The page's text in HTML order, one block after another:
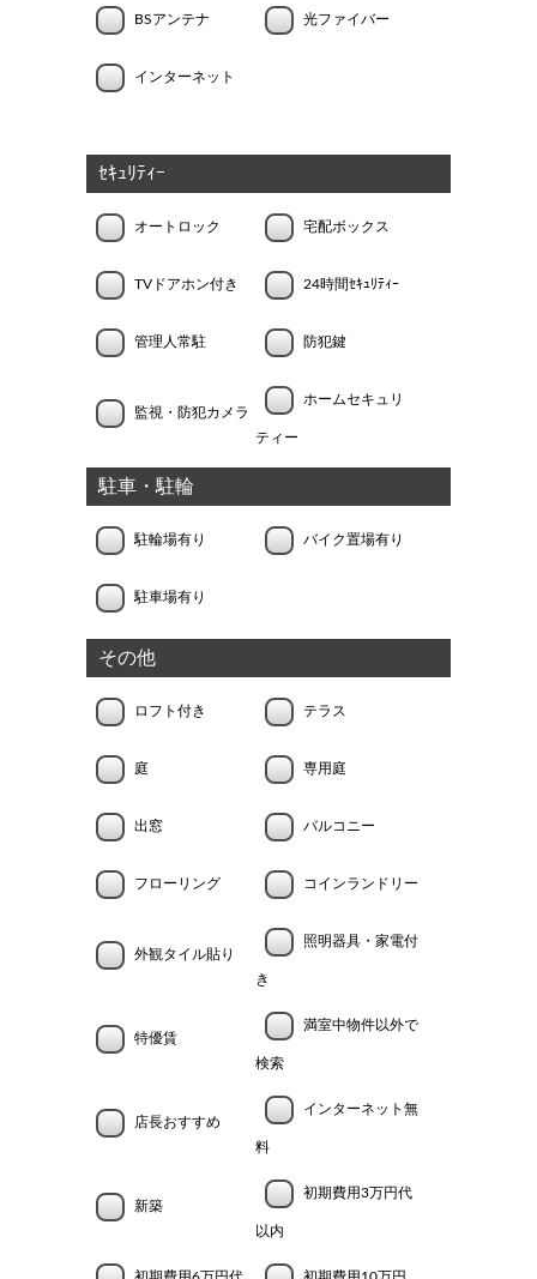
BSアンテナ 光ファイバー
インターネット
ｾｷｭﾘﾃｨｰ
オートロック 宅配ボックス
TVドアホン付き 24時間ｾｷｭﾘﾃｨｰ
管理人常駐 防犯鍵
監視・防犯カメラ
ホームセキュリ
ティー
駐車・駐輪
駐輪場有り バイク置場有り
駐車場有り
その他
ロフト付き テラス
庭 専用庭
出窓 バルコニー
フローリング コインランドリー
外観タイル貼り
照明器具・家電付
き
特優賃
満室中物件以外で
検索
店長おすすめ
インターネット無
料
新築
初期費用3万円代
以内